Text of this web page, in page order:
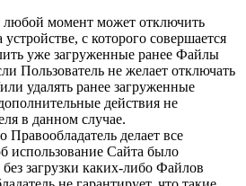
момент может отключить
с которого совершается
уже загруженные ранее Файлы
Пользователь не желает отключать
удалять ранее загруженные
действия не
в данном случае.
делает все
использование Сайта было
загрузки каких-либо Файлов